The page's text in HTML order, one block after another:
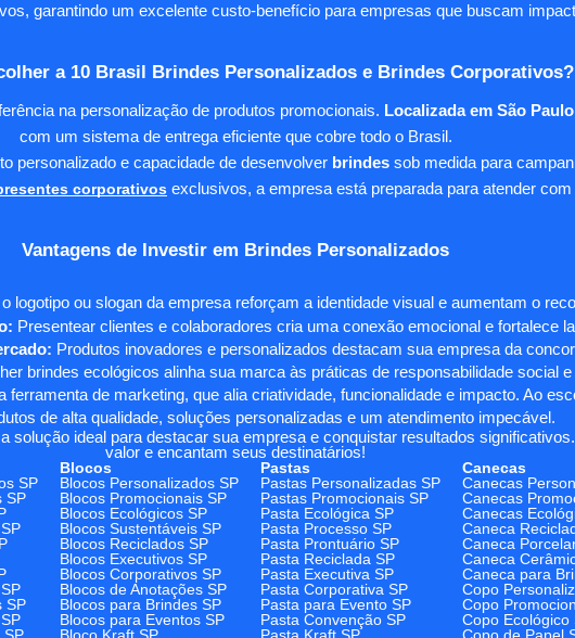
garantindo um excelente custo-benefício para empresas que buscam
a 10 Brasil Brindes Personalizados e Brindes Corporativos?
na personalização de produtos promocionais. Localizada em São Paulo
com um sistema de entrega eficiente que cobre todo o Brasil.
personalizado e capacidade de desenvolver brindessob medida para
corporativos exclusivos, a empresa está preparada para atender
Vantagens de Investir em Brindes Personalizados
logotipo ou slogan da empresa reforçam a identidade visual e aumentam o
Presentear clientes e colaboradores cria uma conexão emocional e fortalece
Produtos inovadores e personalizados destacam sua empresa da
brindes ecológicos alinha sua marca às práticas de responsabilidade social e
ferramenta de marketing, que alia criatividade, funcionalidade e impacto. Ao
de alta qualidade, soluções personalizadas e um atendimento impecável.
solução ideal para destacar sua empresa e conquistar resultados
valor e encantam seus destinatários!
Blocos Pastas Canecas
SP Blocos Personalizados SP Pastas Personalizadas SP Canecas
SP Blocos Promocionais SP Pastas Promocionais SP Canecas
Blocos Ecológicos SP Pasta Ecológica SP Canecas
Blocos Sustentáveis SP Pasta Processo SP Caneca
Blocos Reciclados SP Pasta Prontuário SP Caneca
Blocos Executivos SP Pasta Reciclada SP Caneca
Blocos Corporativos SP Pasta Executiva SP Caneca para
Blocos de Anotações SP Pasta Corporativa SP Copo
SP Blocos para Brindes SP Pasta para Evento SP Copo
Blocos para Eventos SP Pasta Convenção SP Copo Ecológico